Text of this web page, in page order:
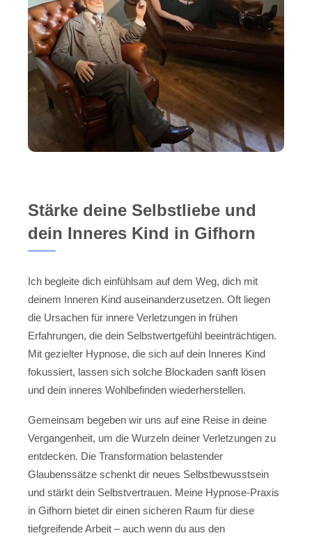
Stärke deine Selbstliebe und
dein Inneres Kind in Gifhorn
Ich begleite dich einfühlsam auf dem Weg, dich mit
deinem Inneren Kind auseinanderzusetzen. Oft liegen
die Ursachen für innere Verletzungen in frühen
Erfahrungen, die dein Selbstwertgefühl beeinträchtigen.
Mit gezielter Hypnose, die sich auf dein Inneres Kind
fokussiert, lassen sich solche Blockaden sanft lösen
und dein inneres Wohlbefinden wiederherstellen.
Gemeinsam begeben wir uns auf eine Reise in deine
Vergangenheit, um die Wurzeln deiner Verletzungen zu
entdecken. Die Transformation belastender
Glaubenssätze schenkt dir neues Selbstbewusstsein
und stärkt dein Selbstvertrauen. Meine Hypnose-Praxis
in Gifhorn bietet dir einen sicheren Raum für diese
tiefgreifende Arbeit – auch wenn du aus den